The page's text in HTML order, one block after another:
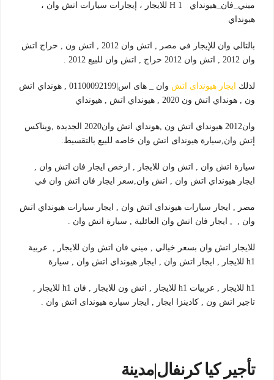
ميني_فان_هيونداي H 1 للايجار ، إيجارات سيارات اتش وان ،
هيونداي
بالتالي وان للإيجار في مصر , اتش وان 2012 , اتش ون , حراج اتش
وان 2012 , اتش وان 2012 حراج , اتش وان للبيع 2012 .
لذلك ايجار هيونداى اتش
وان _ هاى اس|01100092199 , هونداي اتش
ون , هونداي اتش ون 2020 , هيونداي اتش , هيونداي
وان2012 هيونداي اتش ون ,هونداي اتش وان2020 الجديدة ,ويناكس
إتش وان,سيارة هيونداى اتش وان خاصه للبيع بالتقسيط.
سيارة اتش وان , اتش وان للايجار , ارخص ايجار فان اتش وان ,
ايجار هيونداي اتش وان , اتش وان,سعر ايجار فان اتش وان في
مصر , ايجار سيارات هيونداى اتش وان , ايجار سيارات هيونداي اتش
وان , , ايجار فان اتش وان العائلية , سيارة اتش وان .
للايجار اتش وان بسعر خيالي , ميني فان اتش وان للايجار , عربية
h1 للايجار , ايجار اتش وان , ايجار هيونداي اتش وان , سيارة
h1 للايجار , عربيات h1 للايجار , اتش ون للايجار , فان h1 للايجار ,
تاجير اتش ون , كادينزا ايجار , ايجار سياره هيونداى اتش وان .
تأجير كيا كرنفال|مدينة